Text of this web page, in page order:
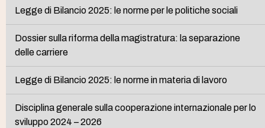
Legge di Bilancio 2025: le norme per le politiche sociali
Dossier sulla riforma della magistratura: la separazione
delle carriere
Legge di Bilancio 2025: le norme in materia di lavoro
Disciplina generale sulla cooperazione internazionale per lo
sviluppo 2024 – 2026